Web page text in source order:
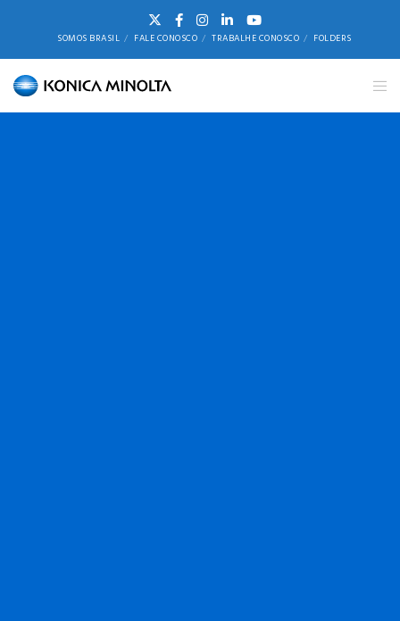
SOMOS BRASIL FALE CONOSCO TRABALHE CONOSCO FOLDERS